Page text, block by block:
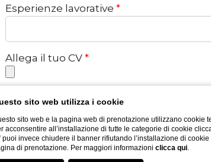
Esperienze lavorative *
Allega il tuo CV *
Allega la tua lettera motivazionale
Autorizzo il trattamento dei dati
sito web utilizza i cookie
sito web e la pagina web di prenotazione utilizzano
acconsentire all’installazione di tutte le categorie di cookie
puoi invece chiudere il banner rifiutando l’installazione di
di prenotazione. Per maggiori informazioniclicca qui.